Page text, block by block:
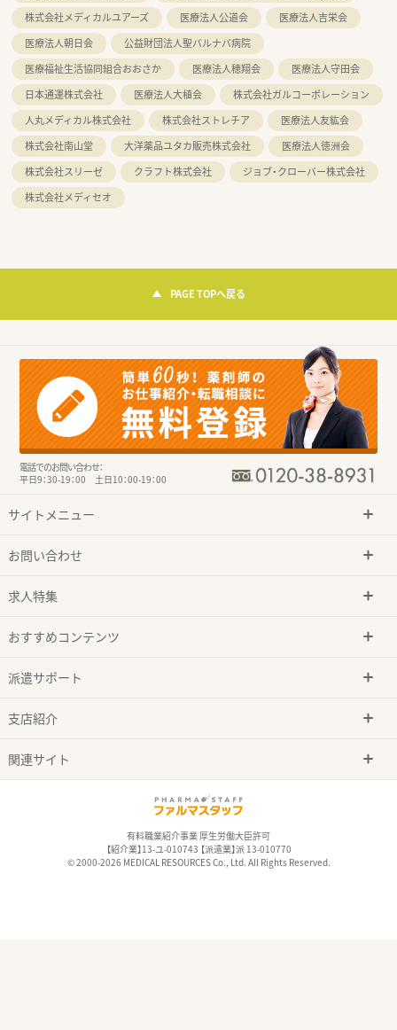
株式会社メディカルユアーズ
医療法人公道会
医療法人吉栄会
医療法人朝日会
公益財団法人聖バルナバ病院
医療福祉生活協同組合おおさか
医療法人穂翔会
医療法人守田会
日本通運株式会社
医療法人大植会
株式会社ガルコーポレーション
人丸メディカル株式会社
株式会社ストレチア
医療法人友紘会
株式会社南山堂
大洋薬品ユタカ販売株式会社
医療法人徳洲会
株式会社スリーゼ
クラフト株式会社
ジョブ・クローバー株式会社
株式会社メディセオ
PAGE TOPへ戻る
電話でのお問い合わせ：
平日9：30-19：00 土日10：00-19：00
サイトメニュー
お問い合わせ
求人特集
おすすめコンテンツ
派遣サポート
支店紹介
関連サイト
有料職業紹介事業 厚生労働大臣許可
【紹介業】13-ユ-010743 【派遣業】派 13-010770
© 2000-2026 MEDICAL RESOURCES Co., Ltd. All Rights Reserved.